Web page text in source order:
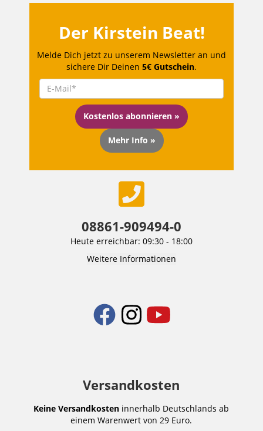
Der Kirstein Beat!
Melde Dich jetzt zu unserem Newsletter an und
sichere Dir Deinen 5€ Gutschein.
Kostenlos abonnieren »
Mehr Info »
08861-909494-0
Heute erreichbar: 09:30 - 18:00
Weitere Informationen
Versandkosten
Keine Versandkosten innerhalb Deutschlands ab
einem Warenwert von 29 Euro.